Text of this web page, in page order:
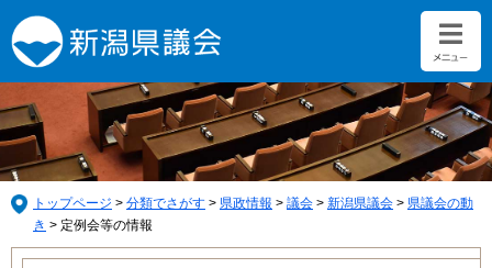
ー
ジ
の
先
頭
で
す。
ニ
ュ
ー
を
飛
ば
し
て
トップページ > 分類でさがす > 県政情報 > 議会 > 新潟県議会 > 県議会の動
き > 定例会等の情報
本